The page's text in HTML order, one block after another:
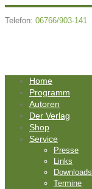
Telefon: 06766/903-141
Home
Programm
Autoren
Der Verlag
Shop
Service
Presse
Links
Downloads
Termine